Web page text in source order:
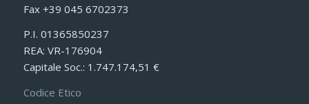
Fax +39 045 6702373
P.I. 01365850237
REA: VR-176904
Capitale Soc.: 1.747.174,51 €
Codice Etico